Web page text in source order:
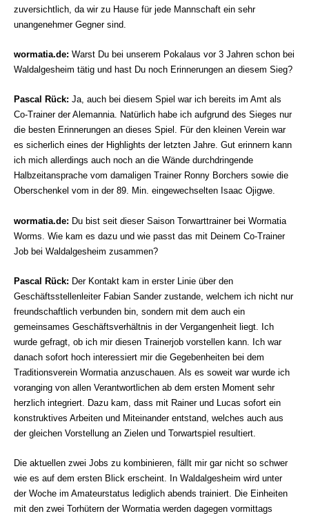
zuversichtlich, da wir zu Hause für jede Mannschaft ein sehr
unangenehmer Gegner sind.
wormatia.de: Warst Du bei unserem Pokalaus vor 3 Jahren schon bei
Waldalgesheim tätig und hast Du noch Erinnerungen an diesem Sieg?
Pascal Rück: Ja, auch bei diesem Spiel war ich bereits im Amt als
Co-Trainer der Alemannia. Natürlich habe ich aufgrund des Sieges nur
die besten Erinnerungen an dieses Spiel. Für den kleinen Verein war
es sicherlich eines der Highlights der letzten Jahre. Gut erinnern kann
ich mich allerdings auch noch an die Wände durchdringende
Halbzeitansprache vom damaligen Trainer Ronny Borchers sowie die
Oberschenkel vom in der 89. Min. eingewechselten Isaac Ojigwe.
wormatia.de: Du bist seit dieser Saison Torwarttrainer bei Wormatia
Worms. Wie kam es dazu und wie passt das mit Deinem Co-Trainer
Job bei Waldalgesheim zusammen?
Pascal Rück: Der Kontakt kam in erster Linie über den
Geschäftsstellenleiter Fabian Sander zustande, welchem ich nicht nur
freundschaftlich verbunden bin, sondern mit dem auch ein
gemeinsames Geschäftsverhältnis in der Vergangenheit liegt. Ich
wurde gefragt, ob ich mir diesen Trainerjob vorstellen kann. Ich war
danach sofort hoch interessiert mir die Gegebenheiten bei dem
Traditionsverein Wormatia anzuschauen. Als es soweit war wurde ich
voranging von allen Verantwortlichen ab dem ersten Moment sehr
herzlich integriert. Dazu kam, dass mit Rainer und Lucas sofort ein
konstruktives Arbeiten und Miteinander entstand, welches auch aus
der gleichen Vorstellung an Zielen und Torwartspiel resultiert.
Die aktuellen zwei Jobs zu kombinieren, fällt mir gar nicht so schwer
wie es auf dem ersten Blick erscheint. In Waldalgesheim wird unter
der Woche im Amateurstatus lediglich abends trainiert. Die Einheiten
mit den zwei Torhütern der Wormatia werden dagegen vormittags